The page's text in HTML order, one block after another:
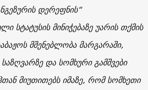
დერეფნის“
სტატუსის მინიჭებაზე უარის თქმის
მშენებლობა მარგარაში,
და სომხური გამშვები
მიუთითებს იმაზე, რომ სომხეთი